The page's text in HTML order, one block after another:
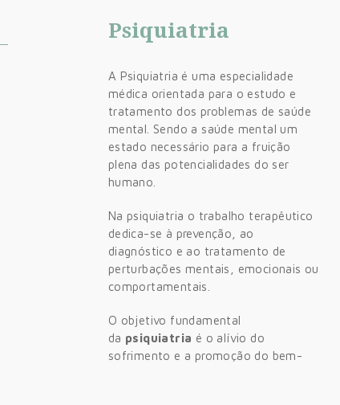
Psiquiatria
A Psiquiatria é uma especialidade
médica orientada para o estudo e
tratamento dos problemas de saúde
mental. Sendo a saúde mental um
estado necessário para a fruição
plena das potencialidades do ser
humano.
Na psiquiatria o trabalho terapêutico
dedica-se à prevenção, ao
diagnóstico e ao tratamento de
perturbações mentais, emocionais ou
comportamentais.
O objetivo fundamental
da psiquiatria é o alívio do
sofrimento e a promoção do bem-